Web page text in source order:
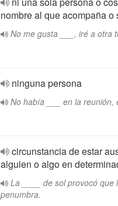
nombre al que acompaña o
No me gusta ___, iré a otra
ninguna persona
No había ___ en la reunión,
circunstancia de estar
alguien o algo en
La ____ de sol provocó que
penumbra.